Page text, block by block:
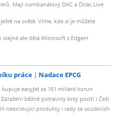
Mají osmikanálový DAC a Dirac Live
na světě. Víme, kde si je můžete
stejné ale dělá Microsoft s Edgem
práce Nadace EPCG
easyJet za 161 miliard korun
běžné potraviny brzy pocítí i Češi
neexistující produkty i rady ze sociálních